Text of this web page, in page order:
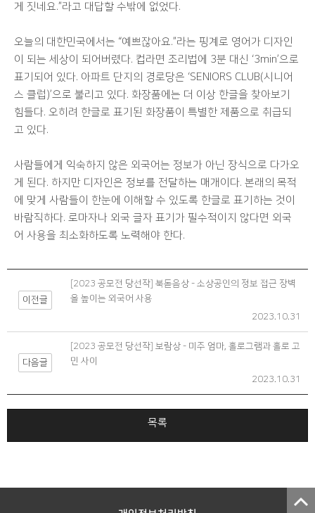
게 짓네요.”라고 대답할 수밖에 없었다.
오늘의 대한민국에서는 “예쁘잖아요.”라는 핑계로 영어가 디자인
이 되는 세상이 되어버렸다. 컵라면 조리법에 3분 대신 ‘3min’으로
표기되어 있다. 아파트 단지의 경로당은 ‘SENIORS CLUB(시니어
스 클럽)’으로 불리고 있다. 화장품에는 더 이상 한글을 찾아보기
힘들다. 오히려 한글로 표기된 화장품이 특별한 제품으로 취급되
고 있다.
사람들에게 익숙하지 않은 외국어는 정보가 아닌 장식으로 다가오
게 된다. 하지만 디자인은 정보를 전달하는 매개이다. 본래의 목적
에 맞게 사람들이 한눈에 이해할 수 있도록 한글로 표기하는 것이
바람직하다. 로마자나 외국 글자 표기가 필수적이지 않다면 외국
어 사용을 최소화하도록 노력해야 한다.
이전글
[2023 공모전 당선작] 북돋음상 - 소상공인의 정보 접근 장벽
을 높이는 외국어 사용
2023.10.31
다음글
[2023 공모전 당선작] 보람상 - 미주 엄마, 홀로그램과 홀로 고
민 사이
2023.10.31
목록